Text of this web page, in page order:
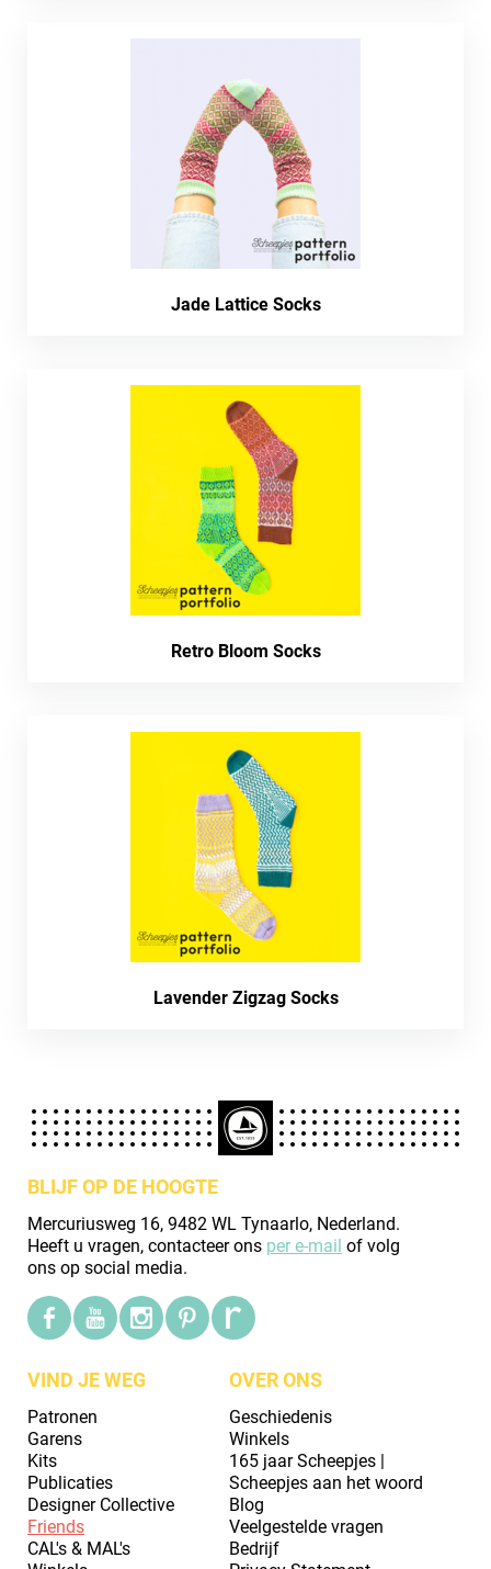
Jade Lattice Socks
Retro Bloom Socks
Lavender Zigzag Socks
BLIJF OP DE HOOGTE
Mercuriusweg 16, 9482 WL Tynaarlo, Nederland.
Heeft u vragen, contacteer ons per e-mail of volg
ons op social media.
VIND JE WEG
Patronen
Garens
Kits
Publicaties
Designer Collective
Friends
CAL's & MAL's
OVER ONS
Geschiedenis
Winkels
165 jaar Scheepjes |
Scheepjes aan het woord
Blog
Veelgestelde vragen
Bedrijf